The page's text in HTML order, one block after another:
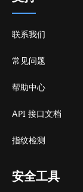
联系我们
常见问题
帮助中心
API 接口文档
指纹检测
安全工具